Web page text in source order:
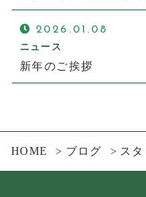
2026.01.08
ニュース
新年のご挨拶
HOME ブログ ス